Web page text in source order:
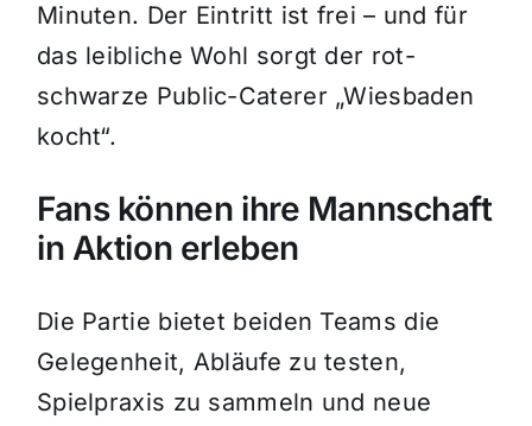
Minuten. Der Eintritt ist frei – und für
das leibliche Wohl sorgt der rot-
schwarze Public-Caterer „Wiesbaden
kocht“.
Fans können ihre Mannschaft
in Aktion erleben
Die Partie bietet beiden Teams die
Gelegenheit, Abläufe zu testen,
Spielpraxis zu sammeln und neue